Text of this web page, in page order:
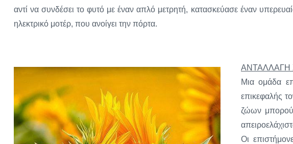
αντί να συνδέσει το φυτό με έναν απλό μετρητή, κατασκεύασε έναν
ηλεκτρικό μοτέρ, που ανοίγει την πόρτα.
ΑΝΤΑΛΛΑΓΗ
Μια ομάδα
επικεφαλής
ζώων
Οι